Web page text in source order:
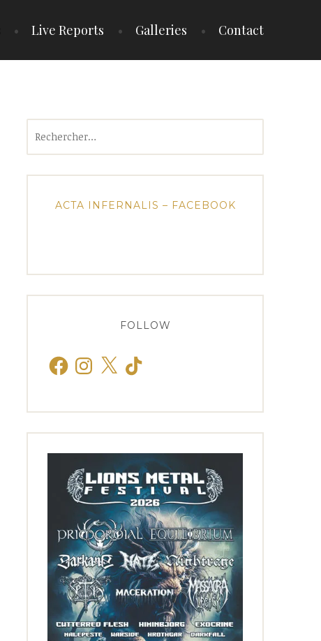
Live Reports Galleries Contact
ACTA INFERNALIS – FACEBOOK
FOLLOW
FacebookInstagram
X TikTok